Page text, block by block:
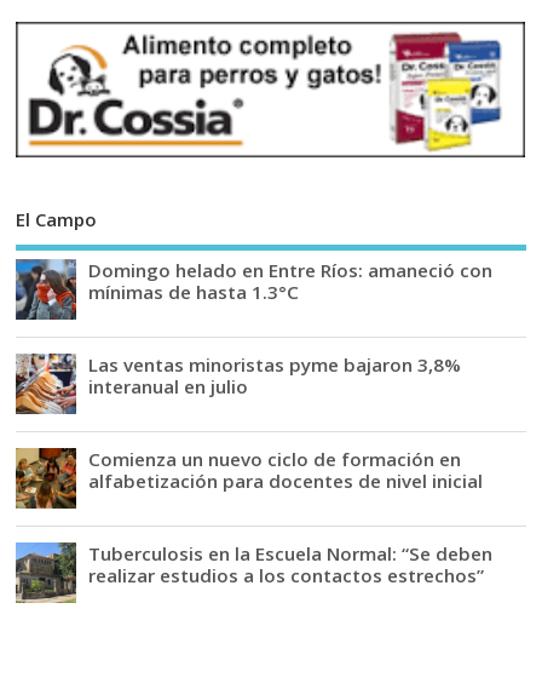
El Campo
Domingo helado en Entre Ríos: amaneció con
mínimas de hasta 1.3°C
Las ventas minoristas pyme bajaron 3,8%
interanual en julio
Comienza un nuevo ciclo de formación en
alfabetización para docentes de nivel inicial
Tuberculosis en la Escuela Normal: “Se deben
realizar estudios a los contactos estrechos”